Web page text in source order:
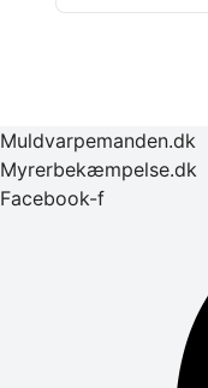
Muldvarpemanden.dk
Myrerbekæmpelse.dk
Facebook-f